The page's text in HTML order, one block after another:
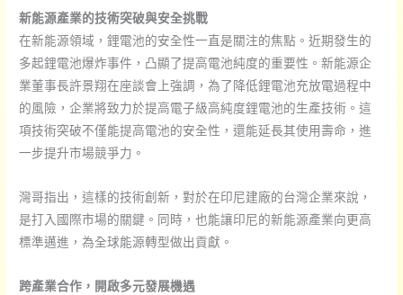
新能源產業的技術突破與安全挑戰
在新能源領域，鋰電池的安全性一直是關注的焦點。近期發生的
多起鋰電池爆炸事件，凸顯了提高電池純度的重要性。新能源企
業董事長許景翔在座談會上強調，為了降低鋰電池充放電過程中
的風險，企業將致力於提高電子級高純度鋰電池的生產技術。這
項技術突破不僅能提高電池的安全性，還能延長其使用壽命，進
一步提升市場競爭力。
灣哥指出，這樣的技術創新，對於在印尼建廠的台灣企業來說，
是打入國際市場的關鍵。同時，也能讓印尼的新能源產業向更高
標準邁進，為全球能源轉型做出貢獻。
跨產業合作，開啟多元發展機遇